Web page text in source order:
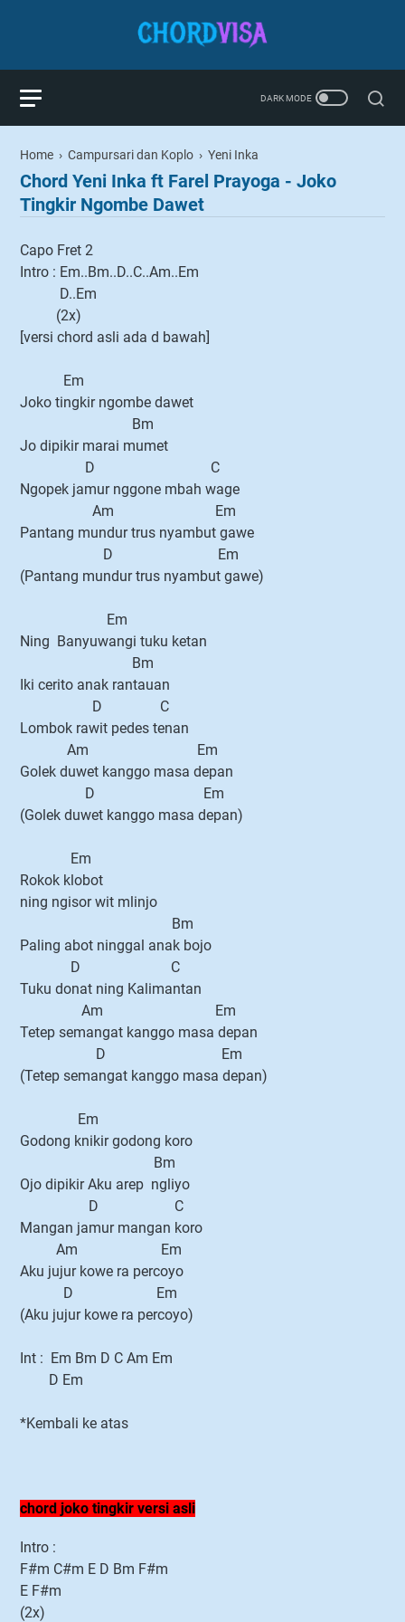
Home › Campursari dan Koplo › Yeni Inka
Chord Yeni Inka ft Farel Prayoga - Joko
Tingkir Ngombe Dawet
Capo Fret 2
Intro : Em..Bm..D..C..Am..Em
D..Em
(2x)
[versi chord asli ada d bawah]
Em
Joko tingkir ngombe dawet
Bm
Jo dipikir marai mumet
D C
Ngopek jamur nggone mbah wage
Am Em
Pantang mundur trus nyambut gawe
D Em
(Pantang mundur trus nyambut gawe)
Em
Ning Banyuwangi tuku ketan
Bm
Iki cerito anak rantauan
D C
Lombok rawit pedes tenan
Am Em
Golek duwet kanggo masa depan
D Em
(Golek duwet kanggo masa depan)
Em
Rokok klobot
ning ngisor wit mlinjo
Bm
Paling abot ninggal anak bojo
D C
Tuku donat ning Kalimantan
Am Em
Tetep semangat kanggo masa depan
D Em
(Tetep semangat kanggo masa depan)
Em
Godong knikir godong koro
Bm
Ojo dipikir Aku arep ngliyo
D C
Mangan jamur mangan koro
Am Em
Aku jujur kowe ra percoyo
D Em
(Aku jujur kowe ra percoyo)
Int : Em Bm D C Am Em
D Em
*Kembali ke atas
chord joko tingkir versi asli
Intro :
F#m C#m E D Bm F#m
E F#m
(2x)